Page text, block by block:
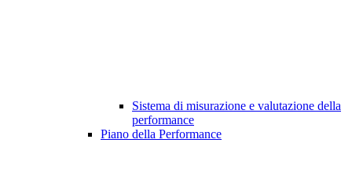
Sistema di misurazione e valutazione della
performance
Piano della Performance